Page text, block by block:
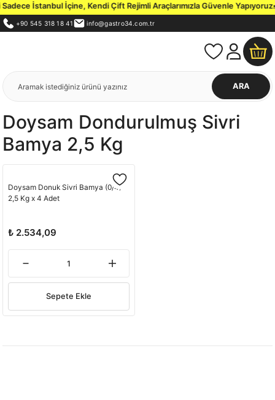
İstanbul İçine, Kendi Çift Rejimli Araçlarımızla Güvenle Yapıyoruz.
+90 545 318 18 41 info@gastro34.com.tr
ARA
Doysam Dondurulmuş Sivri
Bamya 2,5 Kg
Doysam Donuk Sivri Bamya (0/4)
2,5 Kg x 4 Adet
₺ 2.534,09
Sepete Ekle